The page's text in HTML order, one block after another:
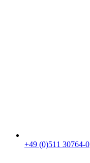
+49 (0)511 30764-0